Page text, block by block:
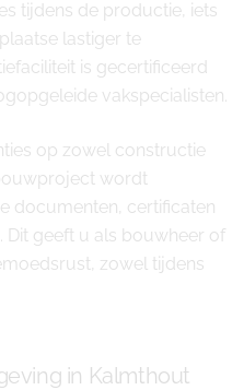
tijdens de productie, iets
lastiger te
is gecertificeerd
vakspecialisten.
op zowel constructie
wordt
documenten, certificaten
Dit geeft u als bouwheer of
zowel tijdens
in Kalmthout